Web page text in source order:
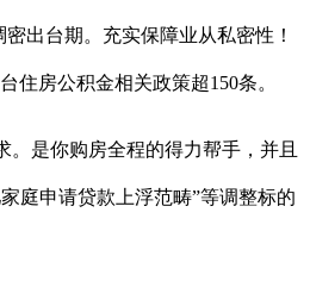
出台期。充实保障业从私密性！
房公积金相关政策超150条。
是你购房全程的得力帮手，并且
庭申请贷款上浮范畴”等调整标的